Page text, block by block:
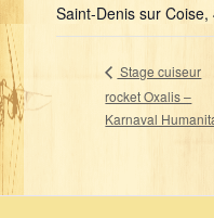
Saint-Denis sur Coise,
Stage cuiseur
rocket Oxalis –
Karnaval